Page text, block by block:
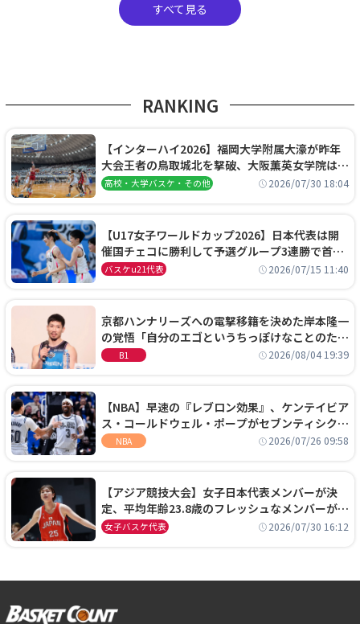
すべて見る
RANKING
【インターハイ2026】福岡大学附属大濠が昨年
大会王者の鳥取城北を撃破、大阪薫英女学院は岐
阜女子に完勝、大会3日目試合結果
高校・大学バスケ・その他 2026/07/30 18:04
【U17女子ワールドカップ2026】日本代表は開
催国チェコに勝利して予選グループ3連勝で首位
通過！準々決勝の相手はエジプトに決定
バスケu21代表 2026/07/15 11:40
京都ハンナリーズへの電撃移籍を決めた岸本隆一
の覚悟「自分のエゴというちっぽけなことのため
に、京都に来たわけではない」
B1 2026/08/04 19:39
【NBA】早速の『レブロン効果』、ケンテイビア
ス・コールドウェル・ポープがセブンティシクサ
ーズに1年契約で加入
NBA 2026/07/26 09:58
【アジア競技大会】女子日本代表メンバーが決
定、平均年齢23.8歳のフレッシュなメンバーが日
本開催の大舞台で頂点を狙う
女子バスケ代表 2026/07/30 16:12